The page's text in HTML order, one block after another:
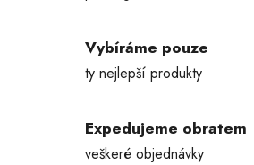
Vybíráme pouze
ty nejlepší produkty
Expedujeme obratem
veškeré objednávky